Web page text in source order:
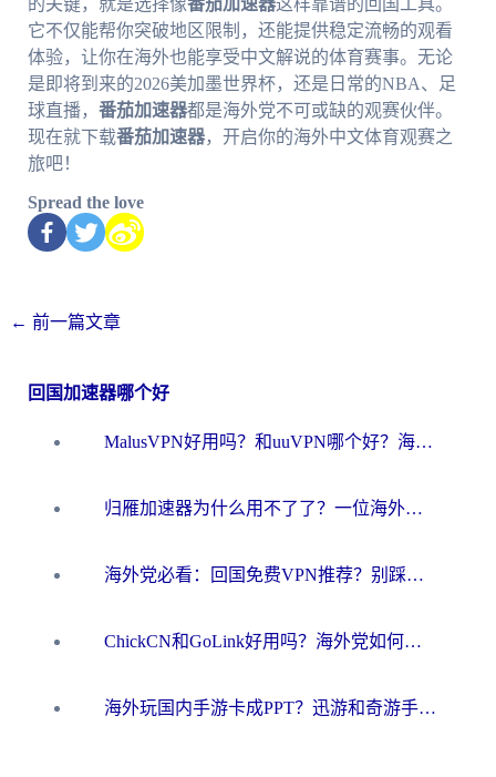
的关键，就是选择像番茄加速器这样靠谱的回国工具。
它不仅能帮你突破地区限制，还能提供稳定流畅的观看
体验，让你在海外也能享受中文解说的体育赛事。无论
是即将到来的2026美加墨世界杯，还是日常的NBA、足
球直播， 番茄加速器都是海外党不可或缺的观赛伙伴。
现在就下载番茄加速器，开启你的海外中文体育观赛之
旅吧！
Spread the love
← 前一篇文章
回国加速器哪个好
MalusVPN好用吗？和uuVPN哪个好？海外党无缝访问国内资源的真实对比与选择指南
归雁加速器为什么用不了了？一位海外游子的真实困惑与技术解答
海外党必看：回国免费VPN推荐？别踩坑！教你选对加速器无缝刷国内资源
ChickCN和GoLink好用吗？海外党如何选对回国加速器
海外玩国内手游卡成PPT？迅游和奇游手游哪个好？一篇讲透回国加速器怎么选